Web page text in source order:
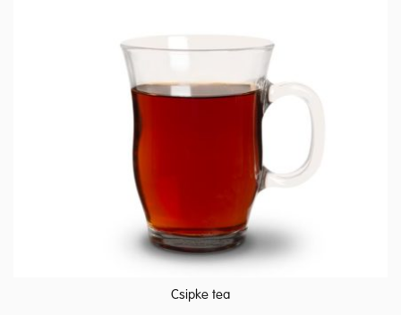
Csipke tea